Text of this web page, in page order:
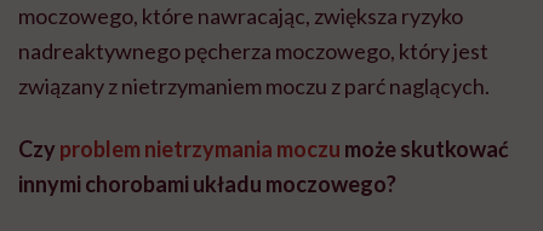
moczowego, które nawracając, zwiększa ryzyko
nadreaktywnego pęcherza moczowego, który jest
związany z nietrzymaniem moczu z parć naglących.
Czy problem nietrzymania moczu może skutkować
innymi chorobami układu moczowego?